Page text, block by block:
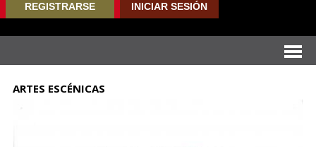
REGISTRARSE INICIAR SESIÓN
ARTES ESCÉNICAS